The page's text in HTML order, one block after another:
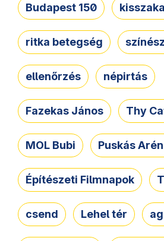
Budapest 150
ritka betegség
ellenőrzés népirtás
Fazekas János Thy
MOL Bubi Puskás
Építészeti Filmnapok
csend Lehel tér